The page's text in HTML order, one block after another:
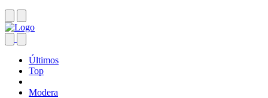
Últimos
Top
Modera